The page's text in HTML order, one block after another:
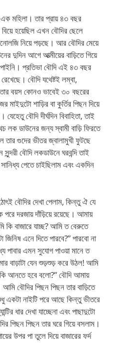
মহিলা। তার প্রায় ৪৩ বছর
হয়েছিল এখন বৌদির ছেলে
নিয়ে পড়ছে। আর বৌদির মেয়ে
দুদিন আগে আত্মীয়ের বাড়িতে গিয়ে
প্রতিভা বৌদি এই ৪৩ বছর
বৌদি যথেষ্টই লম্বা,
তার বয়স কোনও ভাবেই ৩০ বছরের
মাইদুটো শাড়ির বা কুর্তির পিছন দিয়ে
বৌদি দীর্ঘদিন বিবাহিতা, তাই
ডাউনের জন্য স্বামী বাড়ি ফিরতে
তার গুদের ভীতর জ্বালামুখী ফুটছে
বৌদি লকডাউনে ঘরবন্দি তাই
পেতে চাইছিলাম এবং একদিন
বৌদির দেখা পেলাম, কিন্তু ঐ যে
দরজায় দাঁড়িয়ে রয়েছে। আমায়
কি বাজারে যাচ্ছ? আমি ত বেরুতে
এনে দিতে পারবে?” পারবো না
পাবার এমন সুযোগ পাওয়া মানে ত
বাড়াটা যেন শুড়শুড় করে উঠল! আমি
কি আনতে হবে বলো?” বৌদি আমায়
বৌদির পিছন পিছন তার বাড়িতে
একটা নাইটি পরে আছে কিন্তু ভীতরে
ধার দেখা যাচ্ছেনা এবং পাছাদুটো
পিছন পিছন তার ঘরে গিয়ে বসলাম।
উপর পা তুলে দিয়ে বাজারের ফর্দ